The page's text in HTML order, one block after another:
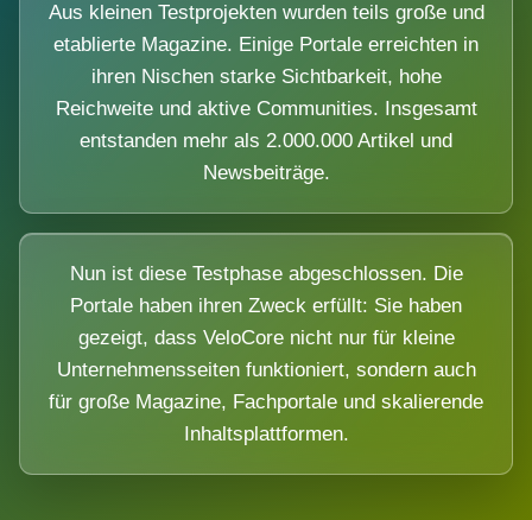
Aus kleinen Testprojekten wurden teils große und
etablierte Magazine. Einige Portale erreichten in
ihren Nischen starke Sichtbarkeit, hohe
Reichweite und aktive Communities. Insgesamt
entstanden mehr als 2.000.000 Artikel und
Newsbeiträge.
Nun ist diese Testphase abgeschlossen. Die
Portale haben ihren Zweck erfüllt: Sie haben
gezeigt, dass VeloCore nicht nur für kleine
Unternehmensseiten funktioniert, sondern auch
für große Magazine, Fachportale und skalierende
Inhaltsplattformen.